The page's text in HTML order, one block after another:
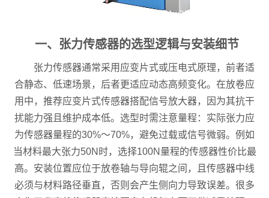
一、张力传感器的选型逻辑与安装细节
张力传感器通常采用应变片式或压电式原理，前者适
合静态、低速场景，后者更适应动态高频变化。在放卷应
用中，推荐应变片式传感器搭配信号放大器，因为其抗干
扰能力强且维护成本低。选型时需注意量程：实际张力应
为传感器量程的30%～70%，避免过载或信号微弱。例如
当材料最大张力50N时，选择100N量程的传感器性价比最
高。安装位置应位于放卷轴与导向辊之间，且传感器中线
必须与材料路径垂直，否则会产生侧向力导致误差。很多